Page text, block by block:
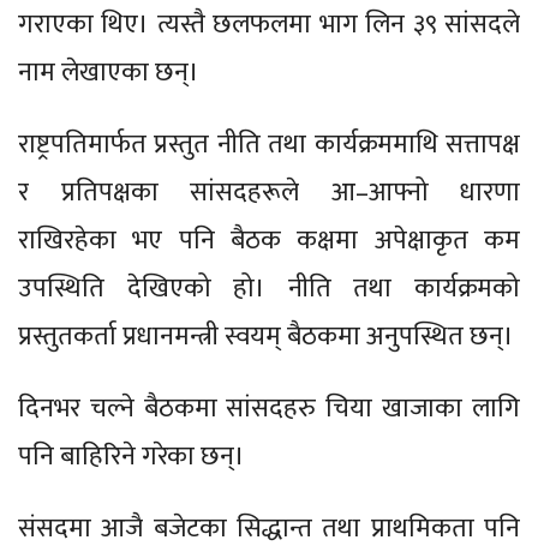
गराएका थिए। त्यस्तै छलफलमा भाग लिन ३९ सांसदले
नाम लेखाएका छन्।
राष्ट्रपतिमार्फत प्रस्तुत नीति तथा कार्यक्रममाथि सत्तापक्ष
र प्रतिपक्षका सांसदहरूले आ–आफ्नो धारणा
राखिरहेका भए पनि बैठक कक्षमा अपेक्षाकृत कम
उपस्थिति देखिएको हो। नीति तथा कार्यक्रमको
प्रस्तुतकर्ता प्रधानमन्त्री स्वयम् बैठकमा अनुपस्थित छन्।
दिनभर चल्ने बैठकमा सांसदहरु चिया खाजाका लागि
पनि बाहिरिने गरेका छन्।
संसदमा आजै बजेटका सिद्धान्त तथा प्राथमिकता पनि